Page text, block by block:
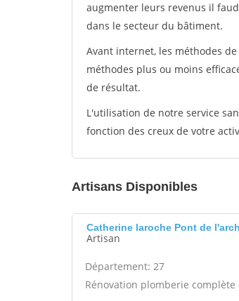
augmenter leurs revenus il
dans le secteur du bâtiment.
Avant internet, les méthodes
méthodes plus ou moins
de résultat.
L'utilisation de notre service
fonction des creux de votre
Artisans Disponibles
Catherine laroche Pont de
Artisan
Département: 27
Rénovation plomberie